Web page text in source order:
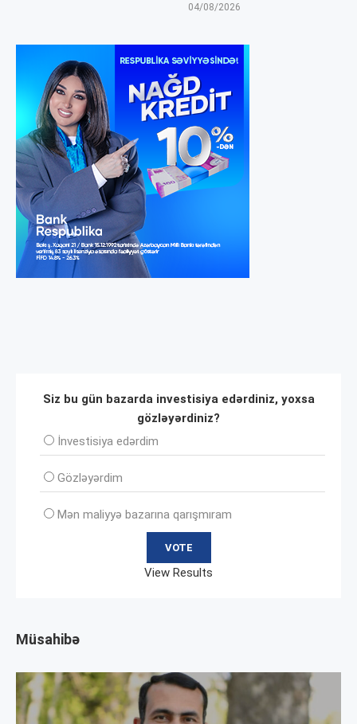
04/08/2026
Siz bu gün bazarda investisiya edərdiniz, yoxsa
gözləyərdiniz?
İnvеstisiya edərdim
Gözləyərdim
Mən maliyyə bazarına qarışmıram
View Results
Müsahibə